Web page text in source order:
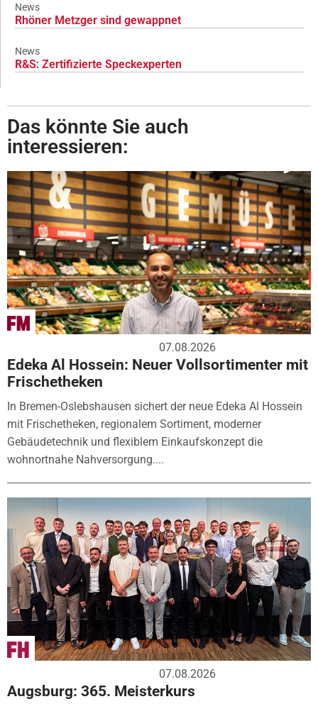
News
Rhöner Metzger sind gewappnet
News
R&S: Zertifizierte Speckexperten
Das könnte Sie auch
interessieren:
07.08.2026
Edeka Al Hossein: Neuer Vollsortimenter mit
Frischetheken
In Bremen-Oslebshausen sichert der neue Edeka Al Hossein
mit Frischetheken, regionalem Sortiment, moderner
Gebäudetechnik und flexiblem Einkaufskonzept die
wohnortnahe Nahversorgung....
07.08.2026
Augsburg: 365. Meisterkurs